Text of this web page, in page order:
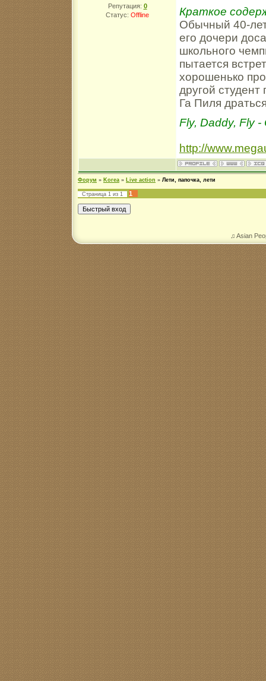
Репутация: 0
Статус: Offline
Краткое
Обычный 40-
его дочери
школьного
пытается
хорошенько
другой
Га Пиля
Fly, Daddy, Fly
http://
Форум » Korea » Live action » Лети, папочка, лети
Страница 1 из 1 1
♫ Asian